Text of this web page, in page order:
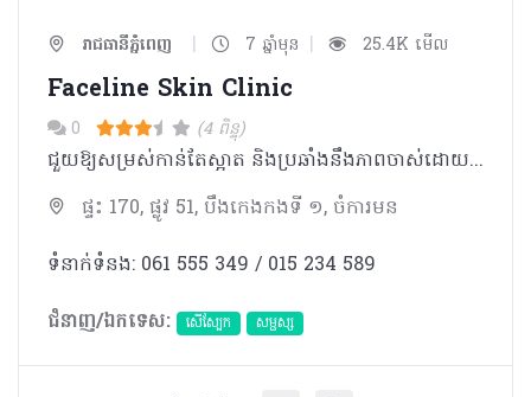
រាជធានីភ្នំពេញ | 7 ឆ្នាំមុន | 25.4K មើល
Faceline Skin Clinic
0 (4 ពិន្ទុ)
ជួយ​ឱ្យ​សម្រស់​កា​ន់​តែ​ស្អាត និង​ប្រឆាំង​នឹង​ភាព​ចាស់​ដោយ​មិនចាំ​បាច់​វះ​កាត់ ផលិតផល វិធីសាស្រ្ត និងម៉ាស៊ីនរបស់យើង មើល​ទៅ​ហាក់ដូច​ជាស្រដៀង​គ្នា​ជាមួយ​គ្លីនីក​ផ្សេងៗ​ទៀត​​ នៅក្នុង​ទីផ្សារ​កែសម្ផស្ស​​បច្ចុប្បន្ន។​ ប៉ុន្តែ យើង​ពិត​ជា​មានមោទនភាព ​ក្នុងការ​បង្ហាញ​នូវ​ក្រុម​វេជ្ជបណ្ឌិត​ជំនាញ ​និងបុគ្គលិក​ ដែល​ឆ្លងកាត់​ការ​បណ្តុះបណ្តាល​​ត្រឹមត្រឹម ​ដើម្បី​​ធានា​ជូន​នូវ​ការ​ផ្តល់​សេវាកម្ម​ និង​​ការព្យាបាល​​ដ៏ល្អ​បំផុត​ ​ដល់​អតិថិជន​របស់​យើង។ យើង​ផ្តោត​សំខាន់ លើ​វិធីសាស្រ្ត​ព្យាបាល​ទំនើប ​ដោយ​មិន​ចាំបាច់​វះកាត់ តាមរយៈ​ការ​ប្រើប្រាស់​បច្ចេកវិទ្យា​ទំនើប​ចុងក្រោយ​បំផុត ដើម្បី​ជួយ​ឲ្យ​សម្រស់​របស់​អតិថិជន​កាន់តែ​ស្អាត​​តាម​​បែប​ធម្មជាតិ​ និង​ប្រឆាំង​ភាពចាស់​។ ​ អតិថិជន​ នឹង​អាច​មើល​ឃើញ​ពី​លទ្ធផល​តាម​បែប​ធម្មជាតិ ពោល​គឺ​មិនមែន​សិប្បនិមិត្ត​នោះឡើយ។ យើង​រំពឹង​ថា លោក​អ្នក​នឹង​ទទួល​បាន​ភាព​ស្រស់ស្អាត​ តាម​ក្តី​ប្រាថ្នា ដែល​ធ្វើ​ឲ្យ​អ្នក​មាន​ភាព​លេច​ធ្លោ​ខ្លាំង តាម​បែប​ធម្មជាតិ​ មិនមែន​«​សិប្បនិមិត្ត​»​ទេ​។ ​សម្រាប់​ក្រុម​ការងារ​​យើង​ខ្ញុំ​​ អ្នក​គឺ​នៅតែ​ជា ​“អ្នក” ​ដោយ​អម​ជាមួយ​ភាព​លេចធ្លោ​ ស្រស់ស្អាត​ និង ​លើស​ពី​មាន​តម្លៃ។
ផ្ទះ 170, ផ្លូវ 51, បឹងកេងកងទី ១, ចំការមន
ទំនាក់ទំនង: 061 555 349 / 015 234 589
ជំនាញ/ឯកទេស:
សើស្បែក សម្ផស្ស